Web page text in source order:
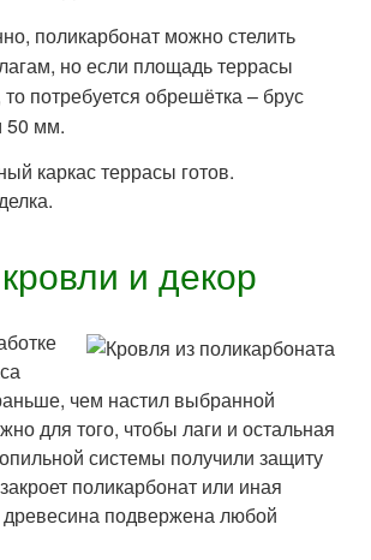
поликарбонат можно стелить
но если площадь террасы
потребуется обрешётка – брус
50 мм.
каркас террасы готов.
и декор
чем настил выбранной
для того, чтобы лаги и остальная
системы получили защиту
поликарбонат или иная
древесина подвержена любой